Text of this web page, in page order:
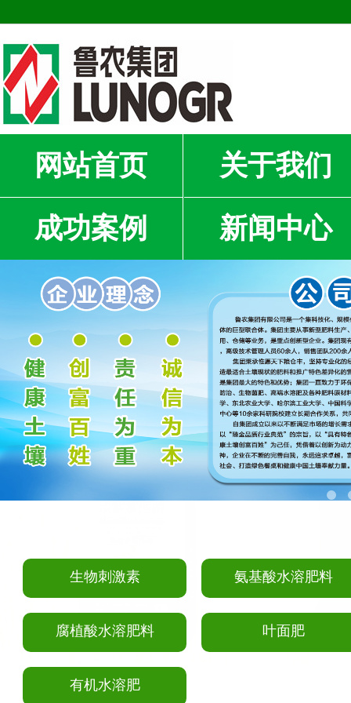
网站首页
关于我们
成功案例
新闻中心
生物刺激素 氨基酸水溶肥料
腐植酸水溶肥料 叶面肥
有机水溶肥